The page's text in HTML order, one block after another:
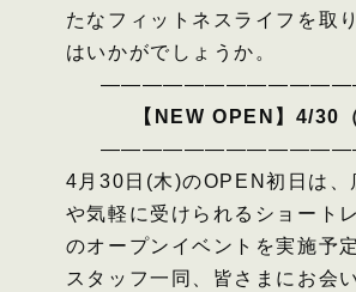
たなフィットネスライフを取
はいかがでしょうか。
【NEW OPEN】4/30
4月30日(木)のOPEN初日は、
や気軽に受けられるショート
のオープンイベントを実施予
スタッフ一同、皆さまにお会